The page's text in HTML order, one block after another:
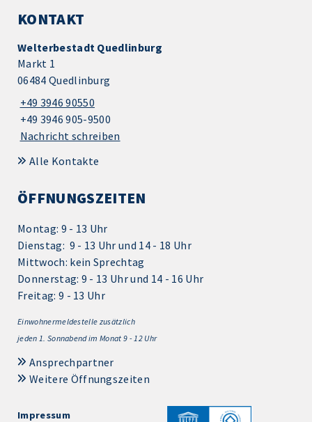
KONTAKT
Welterbestadt Quedlinburg
Markt 1
06484 Quedlinburg
+49 3946 90550
+49 3946 905-9500
Nachricht schreiben
Alle Kontakte
ÖFFNUNGSZEITEN
Montag: 9 - 13 Uhr
Dienstag: 9 - 13 Uhr und 14 - 18 Uhr
Mittwoch: kein Sprechtag
Donnerstag: 9 - 13 Uhr und 14 - 16 Uhr
Freitag: 9 - 13 Uhr
Einwohnermeldestelle zusätzlich
jeden 1. Sonnabend im Monat 9 - 12 Uhr
Ansprechpartner
Weitere Öffnungszeiten
Impressum